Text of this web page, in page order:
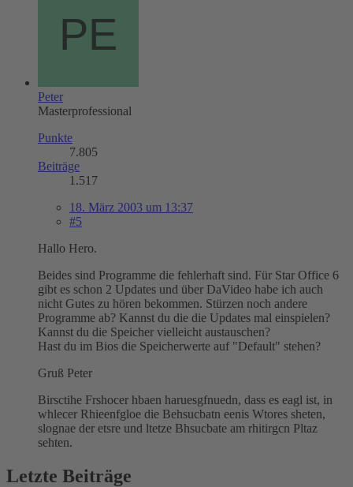
Peter
Masterprofessional
Punkte
7.805
Beiträge
1.517
18. März 2003 um 13:37
#5
Hallo Hero.
Beides sind Programme die fehlerhaft sind. Für Star Office 6
gibt es schon 2 Updates und über DaVideo habe ich auch
nicht Gutes zu hören bekommen. Stürzen noch andere
Programme ab? Kannst du die die Updates mal einspielen?
Kannst du die Speicher vielleicht austauschen?
Hast du im Bios die Speicherwerte auf "Default" stehen?
Gruß Peter
Birsctihe Frshocer hbaen haruesgfnuedn, dass es eagl ist, in
whlecer Rhieenfgloe die Behsucbatn eenis Wtores sheten,
slognae der etsre und ltetze Bhsucbate am rhitirgcn Pltaz
sehten.
Letzte Beiträge